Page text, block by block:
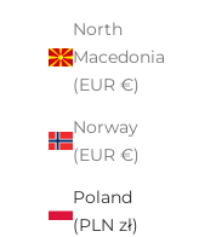
North
Macedonia
(EUR €)
Norway
(EUR €)
Poland
(PLN zł)